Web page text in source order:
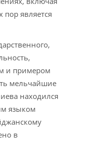
пор является
и примером
мельчайшие
находился
языком
в